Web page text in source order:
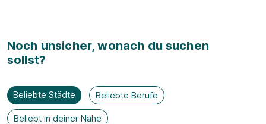
Noch unsicher, wonach du suchen
sollst?
Beliebte Städte Beliebte Berufe
Beliebt in deiner Nähe